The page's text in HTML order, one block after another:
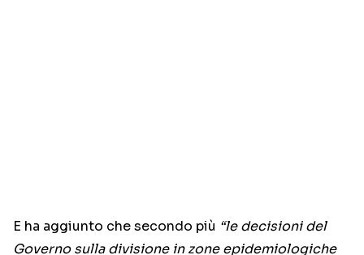
E ha aggiunto che secondo più “le decisioni del
Governo sulla divisione in zone epidemiologiche